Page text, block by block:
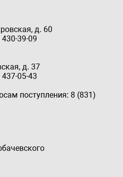
д. 60
39-09
д. 37
05-43
поступления: 8 (831)